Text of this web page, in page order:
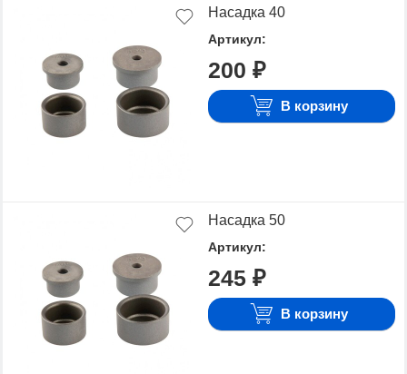
Насадка 40
Артикул:
200 ₽
В корзину
Насадка 50
Артикул:
245 ₽
В корзину